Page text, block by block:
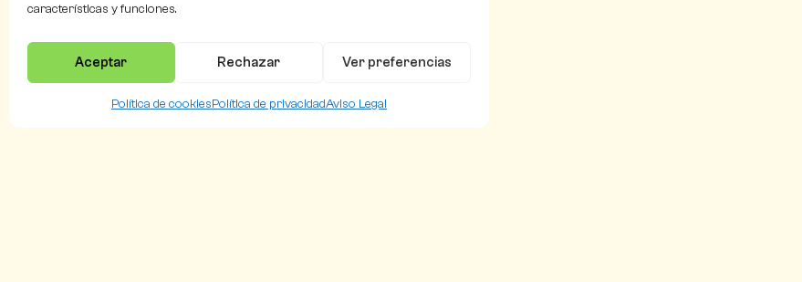
características y funciones.
Aceptar Rechazar Ver preferencias
Política de cookiesPolítica de privacidadAviso Legal